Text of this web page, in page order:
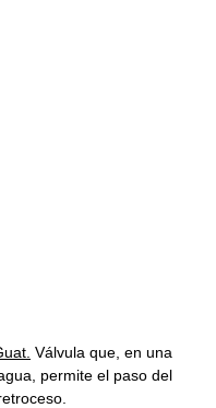
Válvula que, en una
permite el paso del